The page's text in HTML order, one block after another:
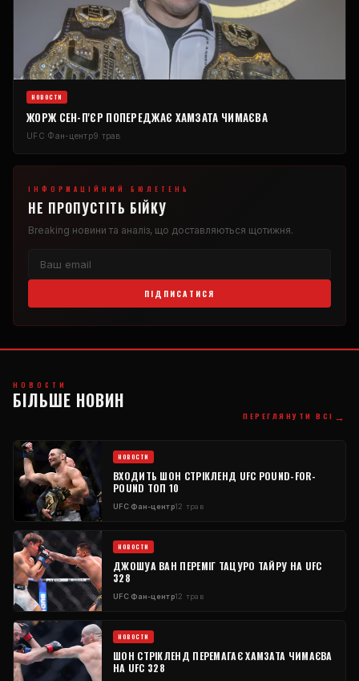
НОВОСТИ
ЖОРЖ СЕН-П'ЄР ПОПЕРЕДЖАЄ ХАМЗАТА ЧИМАЄВА
UFC Фан-центр9 трав
ІНФОРМАЦІЙНИЙ БЮЛЕТЕНЬ
НЕ ПРОПУСТІТЬ БІЙКУ
Breaking новини та аналіз, що доставляються щотижня.
ПІДПИСАТИСЯ
НОВОСТИ
БІЛЬШЕ НОВИН
ПЕРЕГЛЯНУТИ ВСІ →
НОВОСТИ
ВХОДИТЬ ШОН СТРІКЛЕНД UFC POUND-FOR-
POUND ТОП 10
UFCФан-центр12 трав
НОВОСТИ
ДЖОШУА ВАН ПЕРЕМІГ ТАЦУРО ТАЙРУ НА UFC
328
UFCФан-центр12 трав
НОВОСТИ
ШОН СТРІКЛЕНД ПЕРЕМАГАЄ ХАМЗАТА ЧИМАЄВА
НА UFC 328